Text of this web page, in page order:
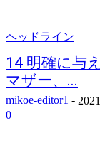
ヘッドライン
14 明確に与
マザー、...
mikoe-editor1 -
0